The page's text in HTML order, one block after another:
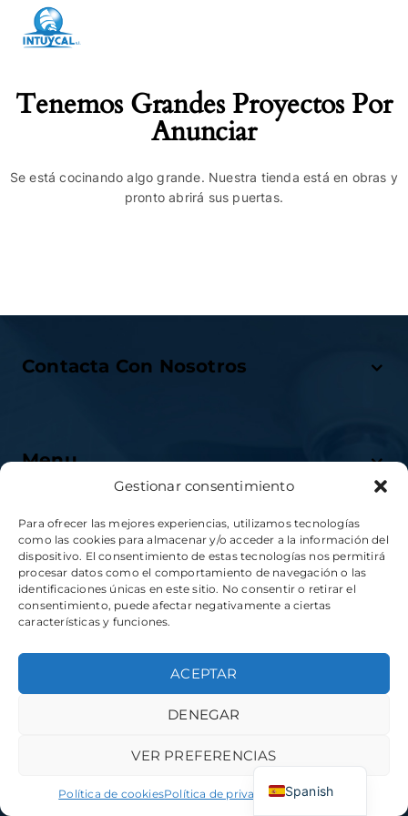
Gestionar consentimiento
Para ofrecer las mejores experiencias, utilizamos tecnologías
como las cookies para almacenar y/o acceder a la información del
dispositivo. El consentimiento de estas tecnologías nos permitirá
procesar datos como el comportamiento de navegación o las
identificaciones únicas en este sitio. No consentir o retirar el
consentimiento, puede afectar negativamente a ciertas
características y funciones.
ACEPTAR
DENEGAR
VER PREFERENCIAS
Política de cookiesPolítica de privacidadAviso Legal
Tenemos Grandes Proyectos Por
Anunciar
Se está cocinando algo grande. Nuestra tienda está en obras y
pronto abrirá sus puertas.
Contacta Con Nosotros
Menu
Servicios
Desarrolado por:aColor Software
Spanish